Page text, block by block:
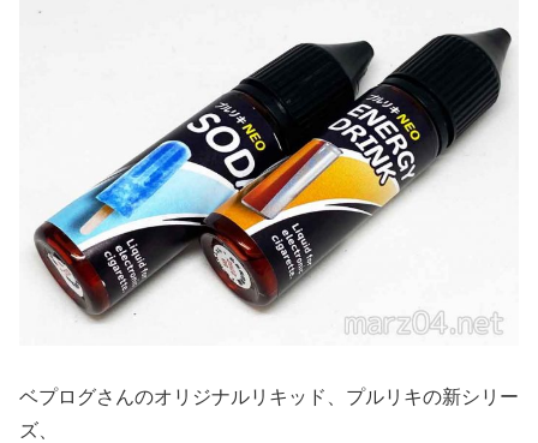
ベプログさんのオリジナルリキッド、プルリキの新シリー
ズ、